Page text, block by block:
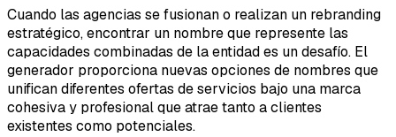
Cuando las agencias se fusionan o realizan un rebranding
estratégico, encontrar un nombre que represente las
capacidades combinadas de la entidad es un desafío. El
generador proporciona nuevas opciones de nombres que
unifican diferentes ofertas de servicios bajo una marca
cohesiva y profesional que atrae tanto a clientes
existentes como potenciales.